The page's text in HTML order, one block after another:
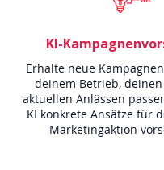
KI-
Erhalte neue
deinem Betrieb,
aktuellen Anlässen
KI konkrete Ansätze für
Marketingaktion